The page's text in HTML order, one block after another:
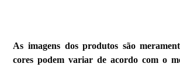
As imagens dos produtos são
cores podem variar de acordo com o